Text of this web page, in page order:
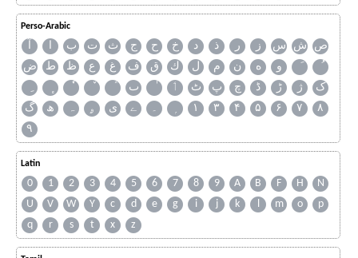
Perso-Arabic
آ ا ب ت ث ج ح خ د ذ ر ز س ش ص
ض
ط ظ ع غ ف ق ك ل م ن ه
و
ٮ
ٲ ٹ پ چ ڈ ڑ ژ
ک
گ
ھ ہ ۄ ی ے ۔ ۱ ۳ ۴ ۵ ۶ ۷
۸
۹
Latin
0 1 2 3 4 5 6 7 8 9 A B F H
N
U
V W Y c d e g i j k l m o
p
q
r s t x z